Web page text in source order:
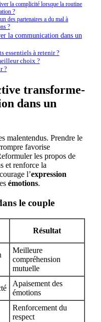
la complicité lorsque la routine
?
des partenaires a du mal à
?
la communication dans un
essentiels à retenir ?
choix ?
?
transforme-
dans un
malentendus. Prendre le
favorise
les propos de
et renforce la
l’expression
émotions.
le couple
Résultat
Meilleure
compréhension
mutuelle
Apaisement des
émotions
Renforcement du
respect